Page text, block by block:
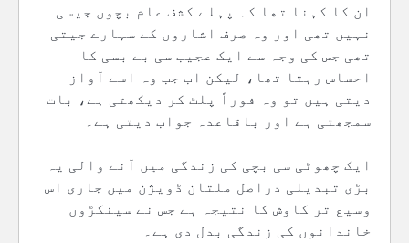
ان کا کہنا تھا کہ پہلے کشف عام بچوں جیسی
نہیں تھی اور وہ صرف اشاروں کے سہارے جیتی
تھی جس کی وجہ سے ایک عجیب سی بے بسی کا
احساس رہتا تھا، لیکن اب جب وہ اسے آواز
دیتی ہیں تو وہ فوراً پلٹ کر دیکھتی ہے، بات
سمجھتی ہے اور باقاعدہ جواب دیتی ہے۔
ایک چھوٹی سی بچی کی زندگی میں آنے والی یہ
بڑی تبدیلی دراصل ملتان ڈویژن میں جاری اس
وسیع تر کاوش کا نتیجہ ہے جس نے سینکڑوں
خاندانوں کی زندگی بدل دی ہے۔